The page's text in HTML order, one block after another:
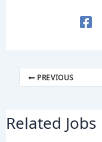
PREVIOUS
Related Jobs